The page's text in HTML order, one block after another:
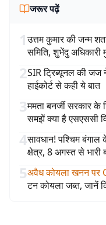
जरूर पढ़ें
1उत्तम कुमार की जन्म
समिति, शुभेंदु अधिकारी
2SIR ट्रिब्यूनल की जज
हाईकोर्ट से कही ये बात
3ममता बनर्जी सरकार के
समझें क्या है एसएससी
4सावधान! पश्चिम बंगाल
क्षेत्र, 8 अगस्त से भारी
5अवैध कोयला खनन पर
टन कोयला जब्त, जानें